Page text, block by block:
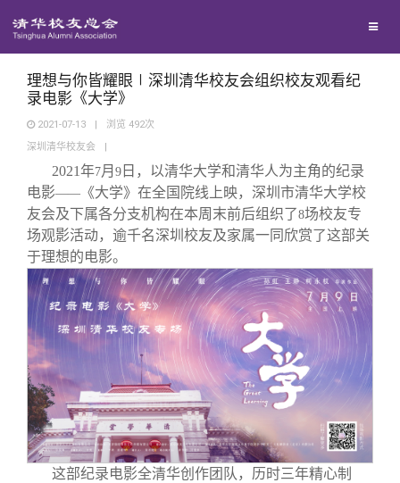
地区联络
年级联络
院系校友工作
专业委员会
兴趣群体
西南联大校友会
回馈母校
捐赠项目
捐赠新闻
捐赠纪事
捐赠方法
义工计划
媒体平台
《清华校友通讯》
《水木清华》
我要订阅
新媒体平台
百年清华
清华人物
清华故事
青春风采
校友文苑
校友讲坛
校友服务
终身学习
信息化服务
三创大赛
实用信息
校友总会
总会简介
会长致辞
总会章程
关闭
理想与你皆耀眼∣深圳清华校友会组织校友观看纪
录电影《大学》
2021-07-13 | 浏览 492次
深圳清华校友会
|
2021年7月 9 日，以清华大学和清华人为主角的纪录
电影—— 《大学》在全国院线上映，深圳市清华大学校
友会及下属各分支机构在本周末前后组织了8场校友专
场观影活动，逾千名深圳校友及家属一同欣赏了这部关
于理想的电影。
这部纪录电影全清华创作团队，历时三年精心制